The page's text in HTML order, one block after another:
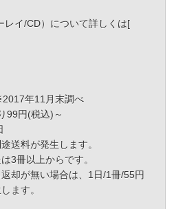
レイ/CD）について詳しくは[
年11月末調べ
99円(税込)～
送料が発生します。
3冊以上からです。
却が無い場合は、1日/1冊/55円
ます。